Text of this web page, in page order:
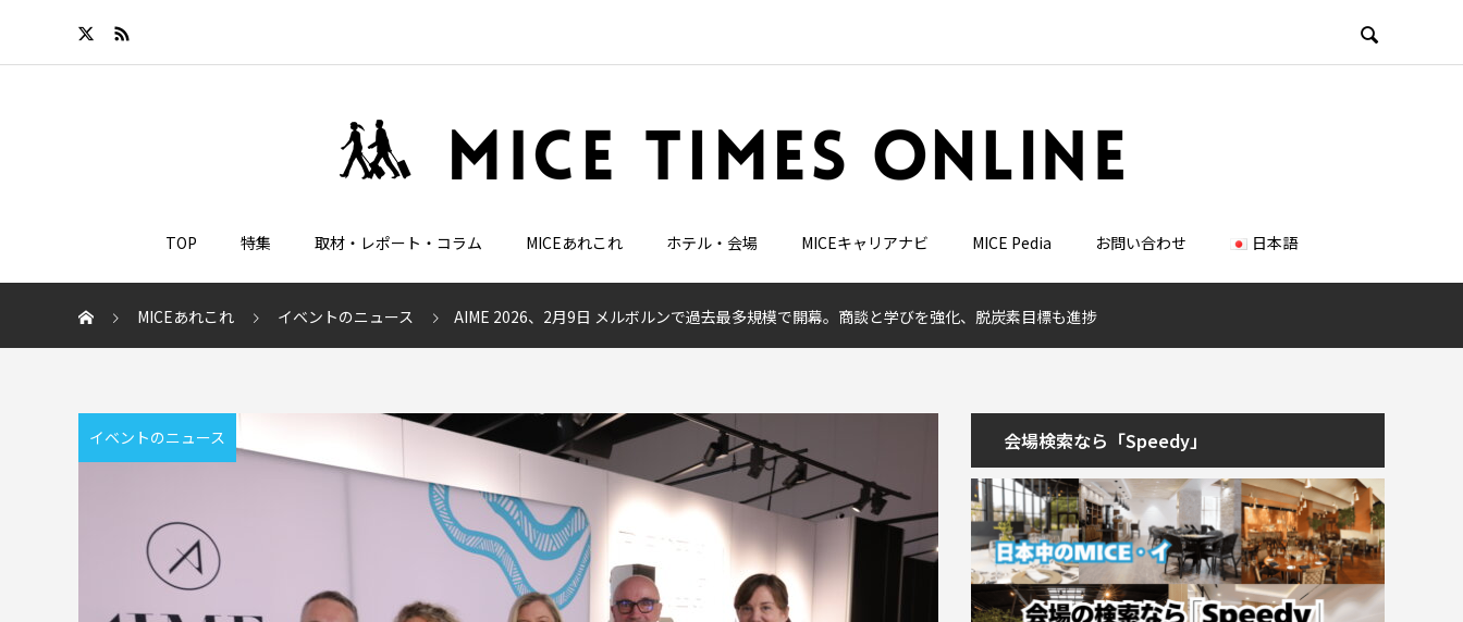

TOP 特集 取材・レポート・コラム MICEあれこれ ホテル・会場 MICEキャリアナビ MICE Pedia お問い合わせ 日本語
MICEあれこれ イベントのニュース AIME 2026、2月9日 メルボルンで過去最多規模で開幕。商談と学びを強化、脱炭素目標も進捗
イベントのニュース 会場検索なら「Speedy」